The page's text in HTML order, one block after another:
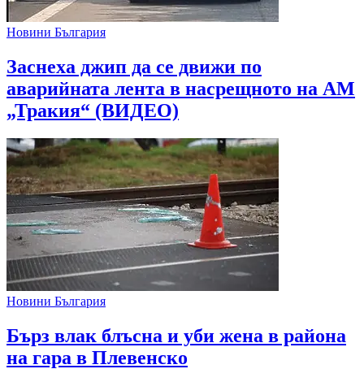
Новини България
Заснеха джип да се движи по
аварийната лента в насрещното на АМ
„Тракия“ (ВИДЕО)
Новини България
Бърз влак блъсна и уби жена в района
на гара в Плевенско